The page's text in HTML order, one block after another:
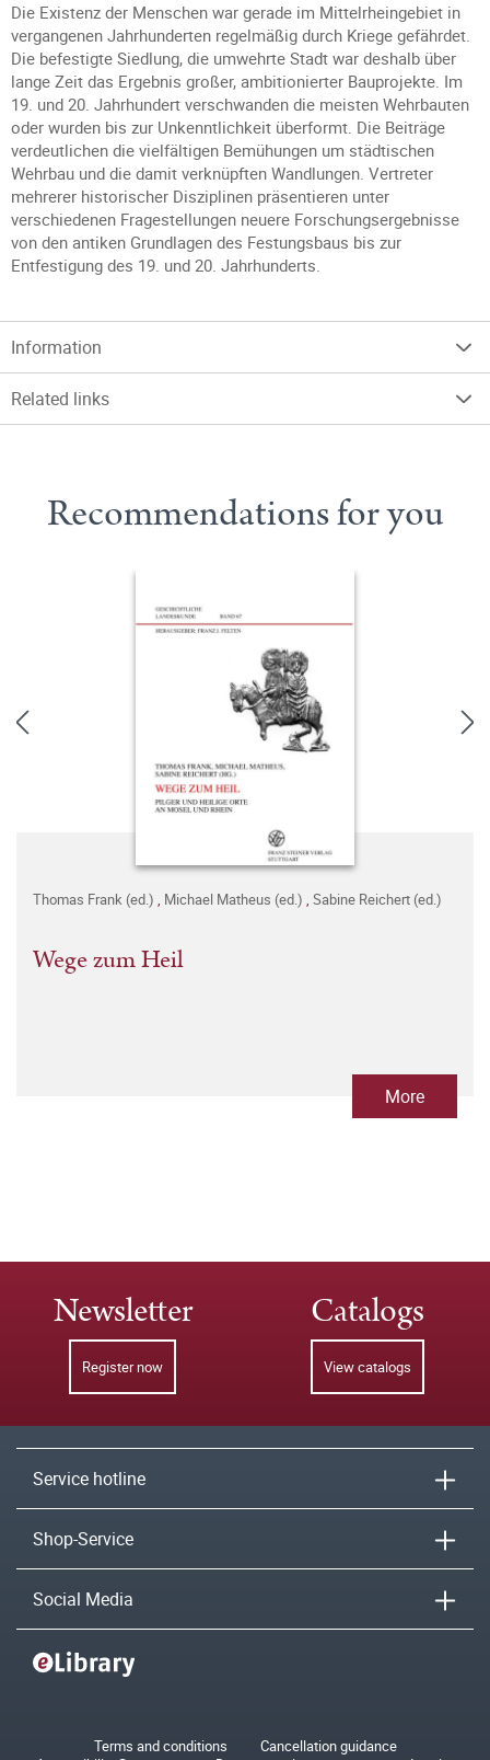
Die Existenz der Menschen war gerade im Mittelrheingebiet in
vergangenen Jahrhunderten regelmäßig durch Kriege gefährdet.
Die befestigte Siedlung, die umwehrte Stadt war deshalb über
lange Zeit das Ergebnis großer, ambitionierter Bauprojekte. Im
19. und 20. Jahrhundert verschwanden die meisten Wehrbauten
oder wurden bis zur Unkenntlichkeit überformt. Die Beiträge
verdeutlichen die vielfältigen Bemühungen um städtischen
Wehrbau und die damit verknüpften Wandlungen. Vertreter
mehrerer historischer Disziplinen präsentieren unter
verschiedenen Fragestellungen neuere Forschungsergebnisse
von den antiken Grundlagen des Festungsbaus bis zur
Entfestigung des 19. und 20. Jahrhunderts.
Information
Related links
Recommendations for you
Thomas Frank (ed.) , Michael Matheus (ed.) , Sabine Reichert (ed.)
Wege zum Heil
More
Newsletter
Register now
Catalogs
View catalogs
Service hotline
Shop-Service
Social Media
Terms and conditions
Cancellation guidance